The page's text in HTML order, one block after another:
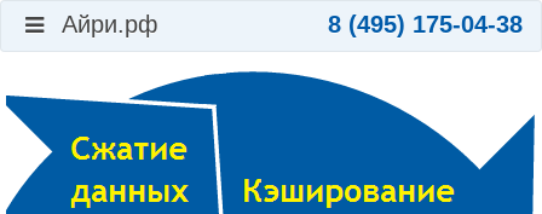
Айри.рф 8 (495) 175-04-38